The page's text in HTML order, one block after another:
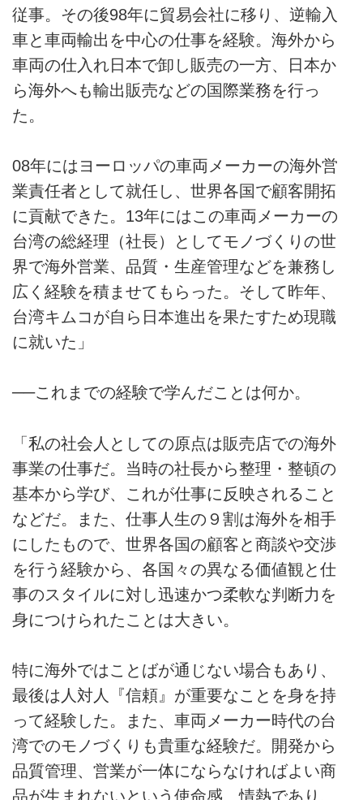
従事。その後98年に貿易会社に移り、逆輸入
車と車両輸出を中心の仕事を経験。海外から
車両の仕入れ日本で卸し販売の一方、日本か
ら海外へも輸出販売などの国際業務を行っ
た。
08年にはヨーロッパの車両メーカーの海外営
業責任者として就任し、世界各国で顧客開拓
に貢献できた。13年にはこの車両メーカーの
台湾の総経理（社長）としてモノづくりの世
界で海外営業、品質・生産管理などを兼務し
広く経験を積ませてもらった。そして昨年、
台湾キムコが自ら日本進出を果たすため現職
に就いた」
──これまでの経験で学んだことは何か。
「私の社会人としての原点は販売店での海外
事業の仕事だ。当時の社長から整理・整頓の
基本から学び、これが仕事に反映されること
などだ。また、仕事人生の９割は海外を相手
にしたもので、世界各国の顧客と商談や交渉
を行う経験から、各国々の異なる価値観と仕
事のスタイルに対し迅速かつ柔軟な判断力を
身につけられたことは大きい。
特に海外ではことばが通じない場合もあり、
最後は人対人『信頼』が重要なことを身を持
って経験した。また、車両メーカー時代の台
湾でのモノづくりも貴重な経験だ。開発から
品質管理、営業が一体にならなければよい商
品が生まれないという使命感、情熱であり、